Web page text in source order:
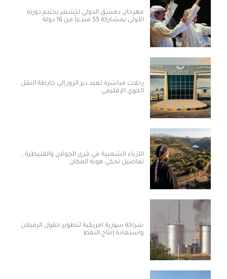
مهرجان دمشق الدولي للشعر يختتم دورته
الأولى بمشاركة 55 مبدعاً من 16 دولة
رحلات مباشرة تعيد دير الزور إلى خارطة النقل
الجوي الإقليمي
الأزياء الشعبية في قرى الجولان والقنيطرة..
تفاصيل تحكي هوية المكان
شراكة سورية أمريكية لتطوير حقول الرميلان
واستعادة إنتاج النفط